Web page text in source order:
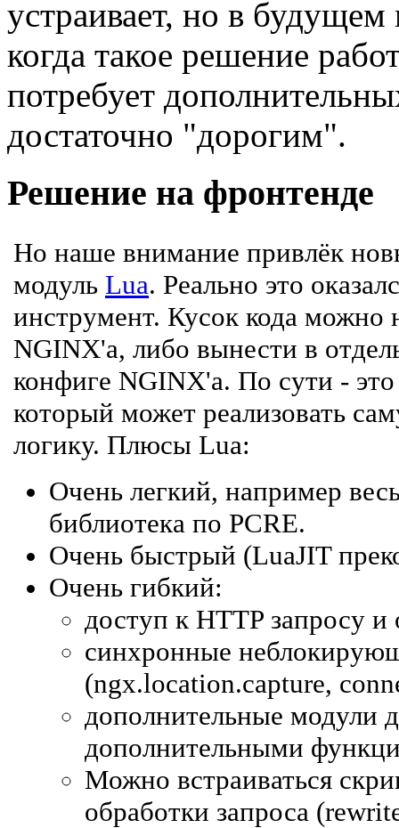
устраивает, но в
когда такое решение
потребует
достаточно "дорогим".
Решение на фронтенде
Но наше внимание привлёк
модуль Lua. Реально это
инструмент. Кусок кода можно
NGINX'а, либо вынести в
конфиге NGINX'а. По сути -
который может реализовать
логику. Плюсы Lua:
Очень легкий, например
библиотека по PCRE.
Очень быстрый (LuaJIT
Очень гибкий:
доступ к HTTP запросу и
синхронные
(ngx.location.capture,
дополнительные модули
дополнительными
Можно встраиваться
обработки запроса